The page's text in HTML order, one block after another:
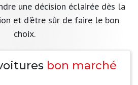
une décision éclairée dès la
et d'être sûr de faire le bon
choix.
bon marché